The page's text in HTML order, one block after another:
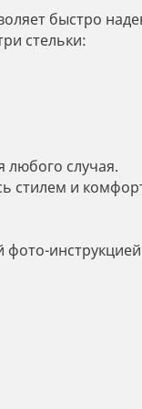
быстро
стельки:
любого случая.
стилем и